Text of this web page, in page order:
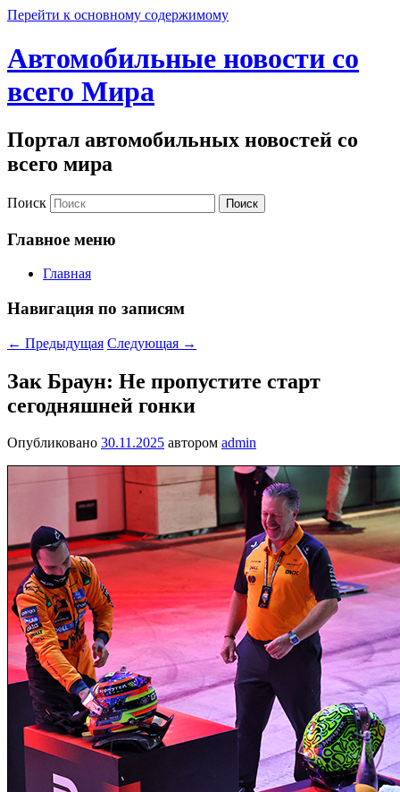
Перейти к основному содержимому
Автомобильные новости со
всего Мира
Портал автомобильных новостей со
всего мира
Поиск
Главное меню
Главная
Навигация по записям
← Предыдущая Следующая →
Зак Браун: Не пропустите старт
сегодняшней гонки
Опубликовано 30.11.2025 автором admin